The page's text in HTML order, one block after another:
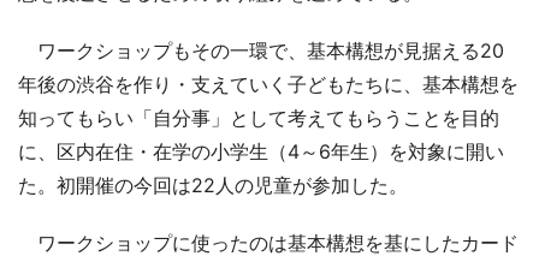
ワークショップもその一環で、基本構想が見据える20
年後の渋谷を作り・支えていく子どもたちに、基本構想を
知ってもらい「自分事」として考えてもらうことを目的
に、区内在住・在学の小学生（4～6年生）を対象に開い
た。初開催の今回は22人の児童が参加した。
ワークショップに使ったのは基本構想を基にしたカード